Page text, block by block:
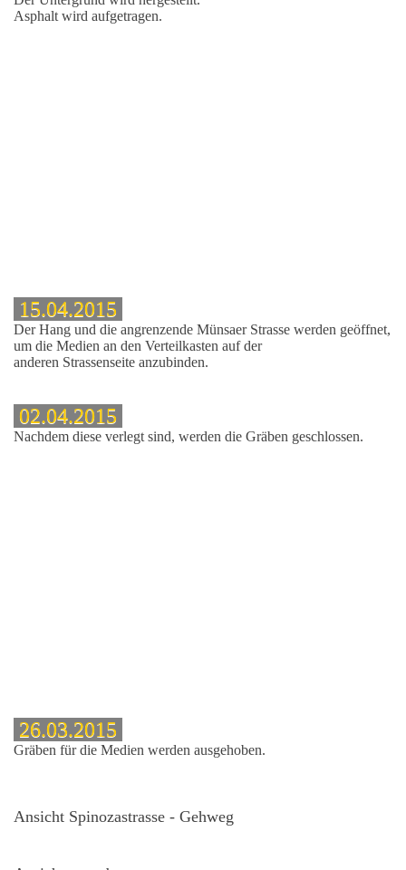
Asphalt wird aufgetragen.
15.04.2015
Der Hang und die angrenzende Münsaer Strasse werden geöffnet,
um die Medien an den Verteilkasten auf der
anderen Strassenseite anzubinden.
02.04.2015
Nachdem diese verlegt sind, werden die Gräben geschlossen.
26.03.2015
Gräben für die Medien werden ausgehoben.
Ansicht Spinozastrasse - Gehweg